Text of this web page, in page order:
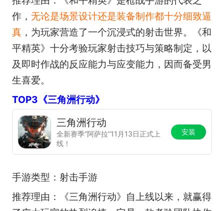
作， 无论是场景设计还是装备制作都十分细致逼
真，为玩家营造了一个沉浸式的射击世界。《和
平精英》十分考验玩家射击技巧与策略制定，以
及即时作战的反应能力与应变能力，因而备受男
生喜爱。
TOP3《三角洲行动》
三角洲行动
全新赛季“阿萨拉”11月13日正式上
线！
安装
手游类型：射击手游
推荐理由：《三角洲行动》自上线以来，就赢得